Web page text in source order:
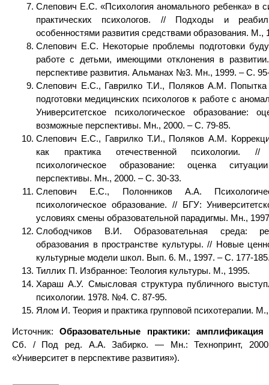
Слепович Е.С. «Психология аномального ребенка» в
практических психологов. // Подходы и
особенностями развития средствами образования. М.,
Слепович Е.С. Некоторые проблемы подготовки
работе с детьми, имеющими отклонения в
перспективе развития. Альманах №3. Мн., 1999. – С.
Слепович Е.С., Гаврилко Т.И., Поляков А.М. Попытка
подготовки медицинских психологов к работе с
Университетское психологическое образование:
возможные перспективы. Мн., 2000. – С. 79-85.
Слепович Е.С., Гаврилко Т.И., Поляков А.М.
как практика отечественной психологии. //
психологическое образование: оценка
перспективы. Мн., 2000. – С. 30-33.
Слепович Е.С., Полонников А.А.
психологическое образование. // БГУ:
условиях смены образовательной парадигмы. Мн.,
Слободчиков В.И. Образовательная среда:
образования в пространстве культуры. // Новые
культурные модели школ. Вып. 6. М., 1997. – С. 177-
Тиллих П. Избранное: Теология культуры. М., 1995.
Хараш А.У. Смысловая структура публичного
психологии. 1978. №4. С. 87-95.
Ялом И. Теория и практика групповой психотерапии.
Источник:Образовательные практики: амплификация
Сб. / Под ред. А.А. Забирко. — Мн.: Технопринт,
«Университет в перспективе развития»).